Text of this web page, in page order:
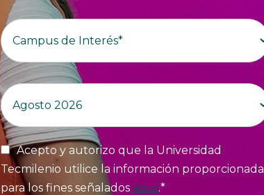
Acepto y autorizo que la Universidad
Tecmilenio utilice la información proporcionada
para los fines señalados aquí.*